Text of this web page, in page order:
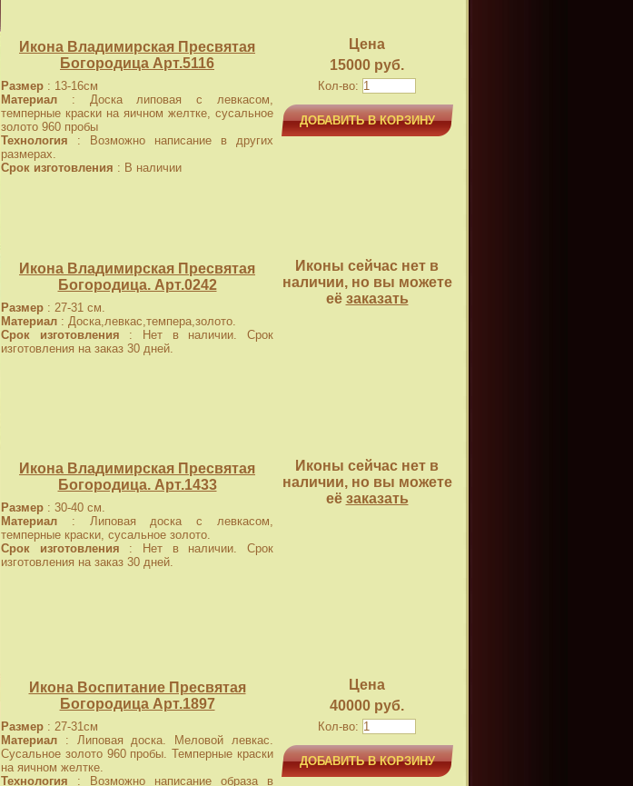
Икона Владимирская Пресвятая
Богородица Арт.5116
Размер : 13-16см
Материал : Доска липовая с левкасом,
темперные краски на яичном желтке, сусальное
золото 960 пробы
Технология : Возможно написание в других
размерах.
Срок изготовления : В наличии
Цена
15000 руб.
Кол-во:
ДОБАВИТЬ В КОРЗИНУ
Икона Владимирская Пресвятая
Богородица. Арт.0242
Размер : 27-31 см.
Материал : Доска,левкас,темпера,золото.
Срок изготовления : Нет в наличии. Срок
изготовления на заказ 30 дней.
Иконы сейчас нет в
наличии, но вы можете
её заказать
Икона Владимирская Пресвятая
Богородица. Арт.1433
Размер : 30-40 см.
Материал : Липовая доска с левкасом,
темперные краски, сусальное золото.
Срок изготовления : Нет в наличии. Срок
изготовления на заказ 30 дней.
Иконы сейчас нет в
наличии, но вы можете
её заказать
Икона Воспитание Пресвятая
Богородица Арт.1897
Размер : 27-31см
Материал : Липовая доска. Меловой левкас.
Сусальное золото 960 пробы. Темперные краски
на яичном желтке.
Технология : Возможно написание образа в
Цена
40000 руб.
Кол-во:
ДОБАВИТЬ В КОРЗИНУ